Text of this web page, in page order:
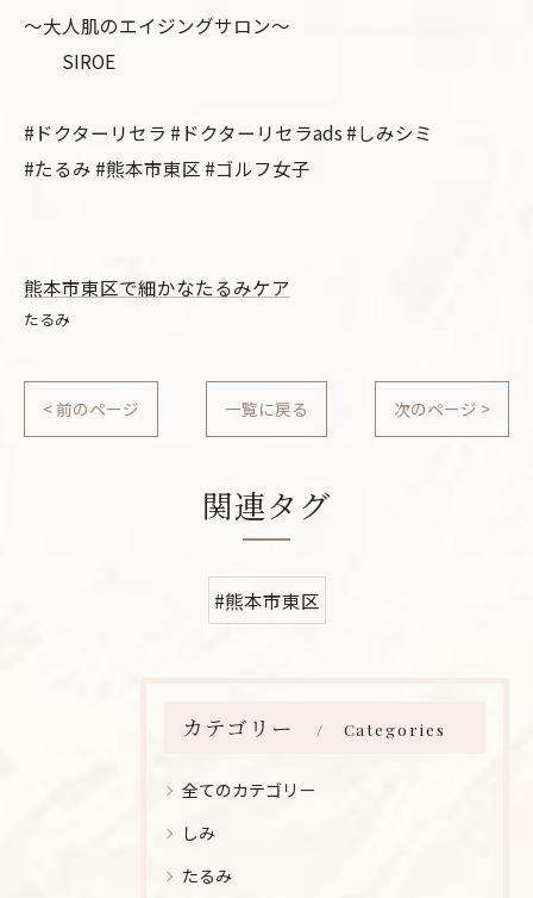
〜大人肌のエイジングサロン〜
SIROE
#ドクターリセラ #ドクターリセラads #しみシミ
#たるみ #熊本市東区 #ゴルフ女子
熊本市東区で細かなたるみケア
たるみ
< 前のページ 一覧に戻る 次のページ >
関連タグ
#熊本市東区
カテゴリー Categories
全てのカテゴリー
しみ
たるみ